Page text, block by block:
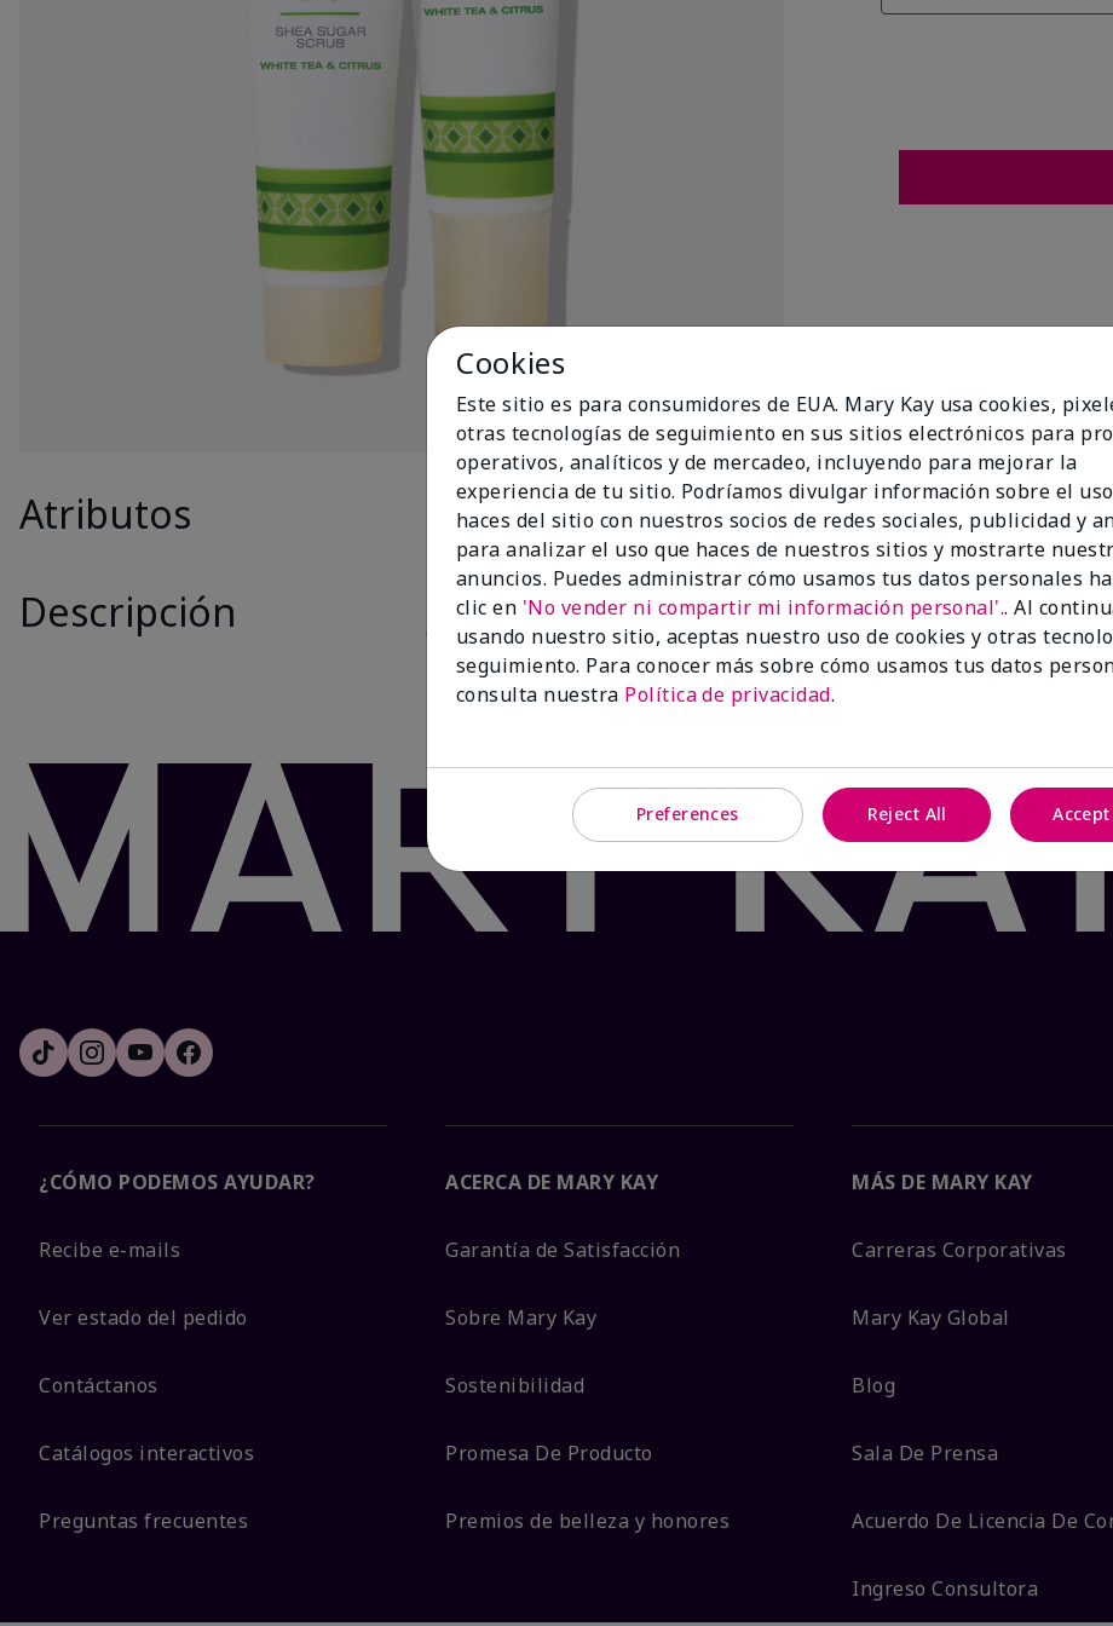
Atributos Product Flags
Is New Product: false
Descripción El juegoWhite Tea & Citrus Satin Lips ®lleva tus labios al paraíso con un
cualquier momento. Formulado con manteca de karité y el fresco
labios resecos y agrietados en dos pasos sencillos. ¡Tu oasis te espera!
¿CÓMO PODEMOS AYUDAR?
Recibe e-mails
Ver estado del pedido
Contáctanos
Catálogos interactivos
Preguntas frecuentes
ACERCA DE MARY KAY
Garantía de Satisfacción
Sobre Mary Kay
Sostenibilidad
Promesa De Producto
Premios de belleza y honores
MÁS DE MARY KAY
Carreras Corporativas
Mary Kay Global
Blog
Sala De Prensa
Acuerdo De Licencia De
Ingreso Consultora
Cookies
Este sitio es para consumidores de EUA. Mary Kay usa cookies,
otras tecnologías de seguimiento en sus sitios electrónicos para
operativos, analíticos y de mercadeo, incluyendo para mejorar la
experiencia de tu sitio. Podríamos divulgar información sobre el
haces del sitio con nuestros socios de redes sociales, publicidad y
para analizar el uso que haces de nuestros sitios y mostrarte
anuncios. Puedes administrar cómo usamos tus datos personales
clic en 'No vender ni compartir mi información personal'.. Al
usando nuestro sitio, aceptas nuestro uso de cookies y otras
seguimiento. Para conocer más sobre cómo usamos tus datos
consulta nuestra Política de privacidad.
Preferences Reject All